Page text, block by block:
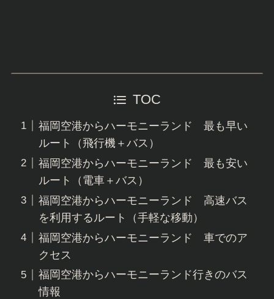
TOC
福岡空港からハーモニーランド 最も早い
ルート（飛行機＋バス）
福岡空港からハーモニーランド 最も安い
ルート（電車＋バス）
福岡空港からハーモニーランド 高速バス
を利用するルート（手軽な移動）
福岡空港からハーモニーランド 車でのア
クセス
福岡空港からハーモニーランド行きのバス
情報